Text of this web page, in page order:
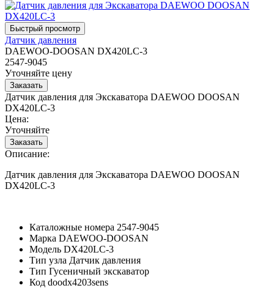
Датчик давления
DAEWOO-DOOSAN DX420LC-3
2547-9045
Уточняйте цену
Датчик давления для Экскаватора DAEWOO DOOSAN
DX420LC-3
Цена:
Уточняйте
Описание:
Датчик давления для Экскаватора DAEWOO DOOSAN
DX420LC-3
Каталожные номера 2547-9045
Марка DAEWOO-DOOSAN
Модель DX420LC-3
Тип узла Датчик давления
Тип Гусеничный экскаватор
Код doodx4203sens